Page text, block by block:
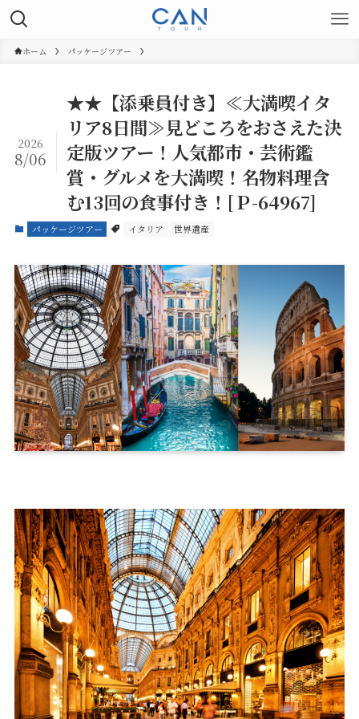
ホーム パッケージツアー
★★【添乗員付き】≪大満喫イタ
リア8日間≫見どころをおさえた決
定版ツアー！人気都市・芸術鑑
賞・グルメを大満喫！名物料理含
む13回の食事付き！[Ｐ-64967]
2026
8/06
パッケージツアー イタリア 世界遺産